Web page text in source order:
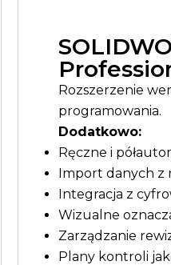
Rozszerzenie
programowania.
Dodatkowo:
Ręczne i
Import danych z
Integracja z
Wizualne
Zarządzanie
Plany kontroli